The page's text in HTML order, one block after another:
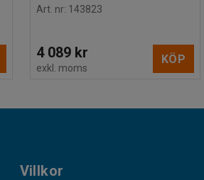
Art. nr: 143823
4 089 kr
exkl. moms
KÖP
Villkor